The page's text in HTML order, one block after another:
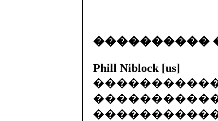
����������
Phill Niblock [us]
������������,